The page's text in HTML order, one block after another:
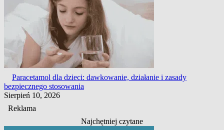
Paracetamol dla dzieci: dawkowanie, działanie i zasady
bezpiecznego stosowania
Sierpień 10, 2026
Reklama
Najchętniej czytane